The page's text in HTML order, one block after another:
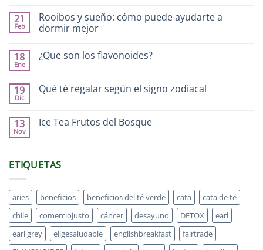
21
Feb
Rooibos y sueño: cómo puede ayudarte a
dormir mejor
18
Ene
¿Que son los flavonoides?
19
Dic
Qué té regalar según el signo zodiacal
13
Nov
Ice Tea Frutos del Bosque
ETIQUETAS
aries beneficios beneficios del té verde cata
cata de té
chile
comerciojusto cáncer desayuno DETOX
earl
earl grey
eligesaludable englishbreakfast
fairtrade